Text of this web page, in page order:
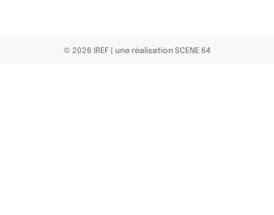
© 2026 IREF une réalisation SCENE 64